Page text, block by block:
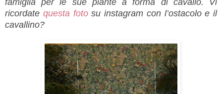
famiglia per le sue piante a forma di cavallo. Vi
ricordate questa foto su instagram con l’ostacolo e il
cavallino?